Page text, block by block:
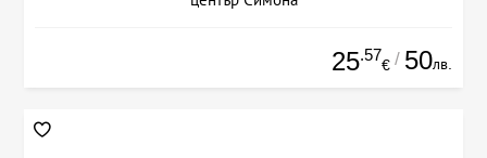
25.57
€ / 50лв.